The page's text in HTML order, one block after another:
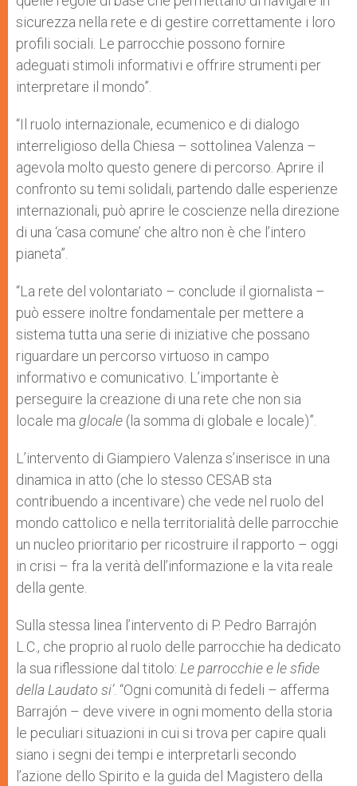
sicurezza nella rete e di gestire correttamente i loro
profili sociali. Le parrocchie possono fornire
adeguati stimoli informativi e offrire strumenti per
interpretare il mondo”.
“Il ruolo internazionale, ecumenico e di dialogo
interreligioso della Chiesa – sottolinea Valenza –
agevola molto questo genere di percorso. Aprire il
confronto su temi solidali, partendo dalle esperienze
internazionali, può aprire le coscienze nella direzione
di una ‘casa comune’ che altro non è che l’intero
pianeta”.
“La rete del volontariato – conclude il giornalista –
può essere inoltre fondamentale per mettere a
sistema tutta una serie di iniziative che possano
riguardare un percorso virtuoso in campo
informativo e comunicativo. L’importante è
perseguire la creazione di una rete che non sia
locale ma glocale (la somma di globale e locale)”.
L’intervento di Giampiero Valenza s’inserisce in una
dinamica in atto (che lo stesso CESAB sta
contribuendo a incentivare) che vede nel ruolo del
mondo cattolico e nella territorialità delle parrocchie
un nucleo prioritario per ricostruire il rapporto – oggi
in crisi – fra la verità dell’informazione e la vita reale
della gente.
Sulla stessa linea l’intervento di P. Pedro Barrajón
L.C., che proprio al ruolo delle parrocchie ha dedicato
la sua riflessione dal titolo: Le parrocchie e le sfide
della Laudato si’. “Ogni comunità di fedeli – afferma
Barrajón – deve vivere in ogni momento della storia
le peculiari situazioni in cui si trova per capire quali
siano i segni dei tempi e interpretarli secondo
l’azione dello Spirito e la guida del Magistero della